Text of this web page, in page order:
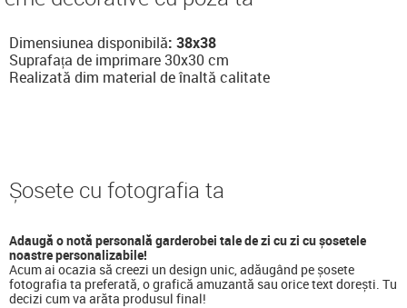
Dimensiunea disponibilă: 38x38
Suprafața de imprimare 30x30 cm
Realizată dim material de înaltă calitate
Șosete cu fotografia ta
Adaugă o notă personală garderobei tale de zi cu zi cu șosetele
noastre personalizabile!
Acum ai ocazia să creezi un design unic, adăugând pe șosete
fotografia ta preferată, o grafică amuzantă sau orice text dorești. Tu
decizi cum va arăta produsul final!